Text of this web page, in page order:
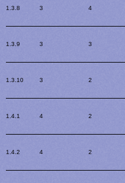
1.3.8 3 4
1.3.9 3 3
1.3.10 3 2
1.4.1 4 2
1.4.2 4 2